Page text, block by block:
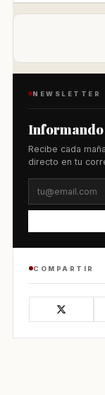
NEWSLETTER
Informando
Recibe cada
directo en tu
COMPARTIR